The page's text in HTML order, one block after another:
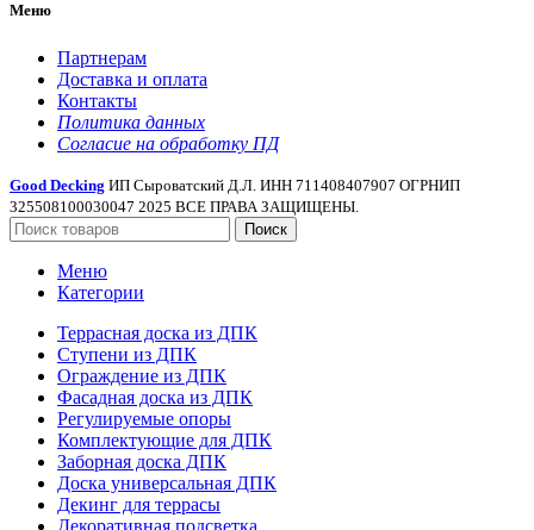
Меню
Партнерам
Доставка и оплата
Контакты
Политика данных
Согласие на обработку ПД
Good Decking ИП Сыроватский Д.Л. ИНН 711408407907 ОГРНИП
325508100030047 2025 ВСЕ ПРАВА ЗАЩИЩЕНЫ.
Поиск
Меню
Категории
Террасная доска из ДПК
Ступени из ДПК
Ограждение из ДПК
Фасадная доска из ДПК
Регулируемые опоры
Комплектующие для ДПК
Заборная доска ДПК
Доска универсальная ДПК
Декинг для террасы
Декоративная подсветка